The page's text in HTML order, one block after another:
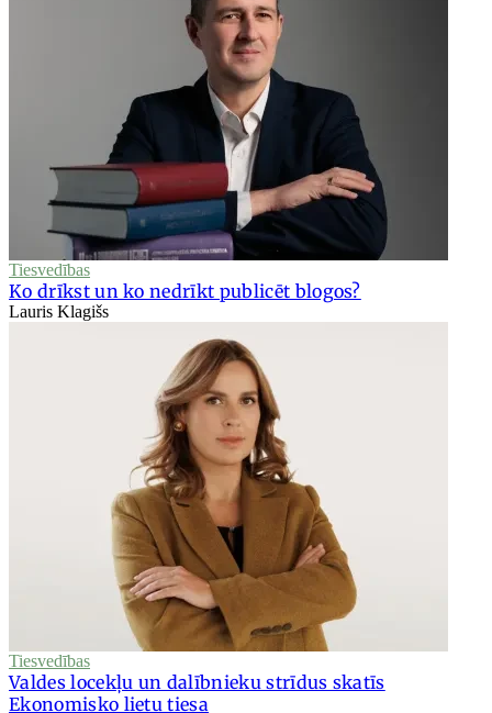
Tiesvedības
Ko drīkst un ko nedrīkt publicēt blogos?
Lauris Klagišs
Tiesvedības
Valdes locekļu un dalībnieku strīdus skatīs
Ekonomisko lietu tiesa